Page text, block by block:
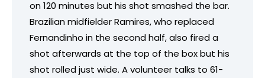
on 120 minutes but his shot smashed the bar.
Brazilian midfielder Ramires, who replaced
Fernandinho in the second half, also fired a
shot afterwards at the top of the box but his
shot rolled just wide. A volunteer talks to 61-